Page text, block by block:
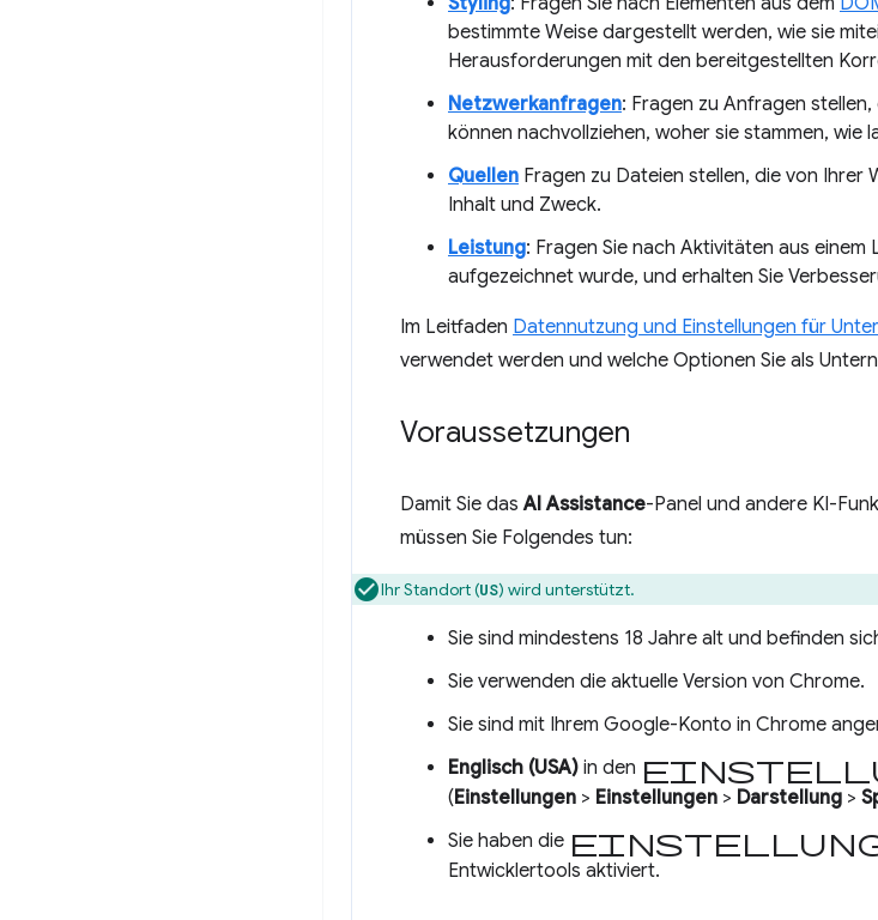
bestimmte Weise dargestellt werden, wie sie
Herausforderungen mit den bereitgestellten
Netzwerkanfragen: Fragen zu Anfragen
können nachvollziehen, woher sie stammen, wie
Quellen Fragen zu Dateien stellen, die von
Inhalt und Zweck.
Leistung: Fragen Sie nach Aktivitäten aus einem
aufgezeichnet wurde, und erhalten Sie
Im Leitfaden Datennutzung und Einstellungen für
verwendet werden und welche Optionen Sie als
Voraussetzungen
Damit Sie dasAI Assistance-Panel und andere KI-
müssen Sie Folgendes tun:
Ihr Standort (US) wird unterstützt.
Sie sind mindestens 18 Jahre alt und befinden
Sie verwenden die aktuelle Version von Chrome.
Sie sind mit Ihrem Google-Konto in Chrome
Englisch (USA) in den
(Einstellungen > Einstellungen > Darstellung >
Sie haben die
Entwicklertools aktiviert.